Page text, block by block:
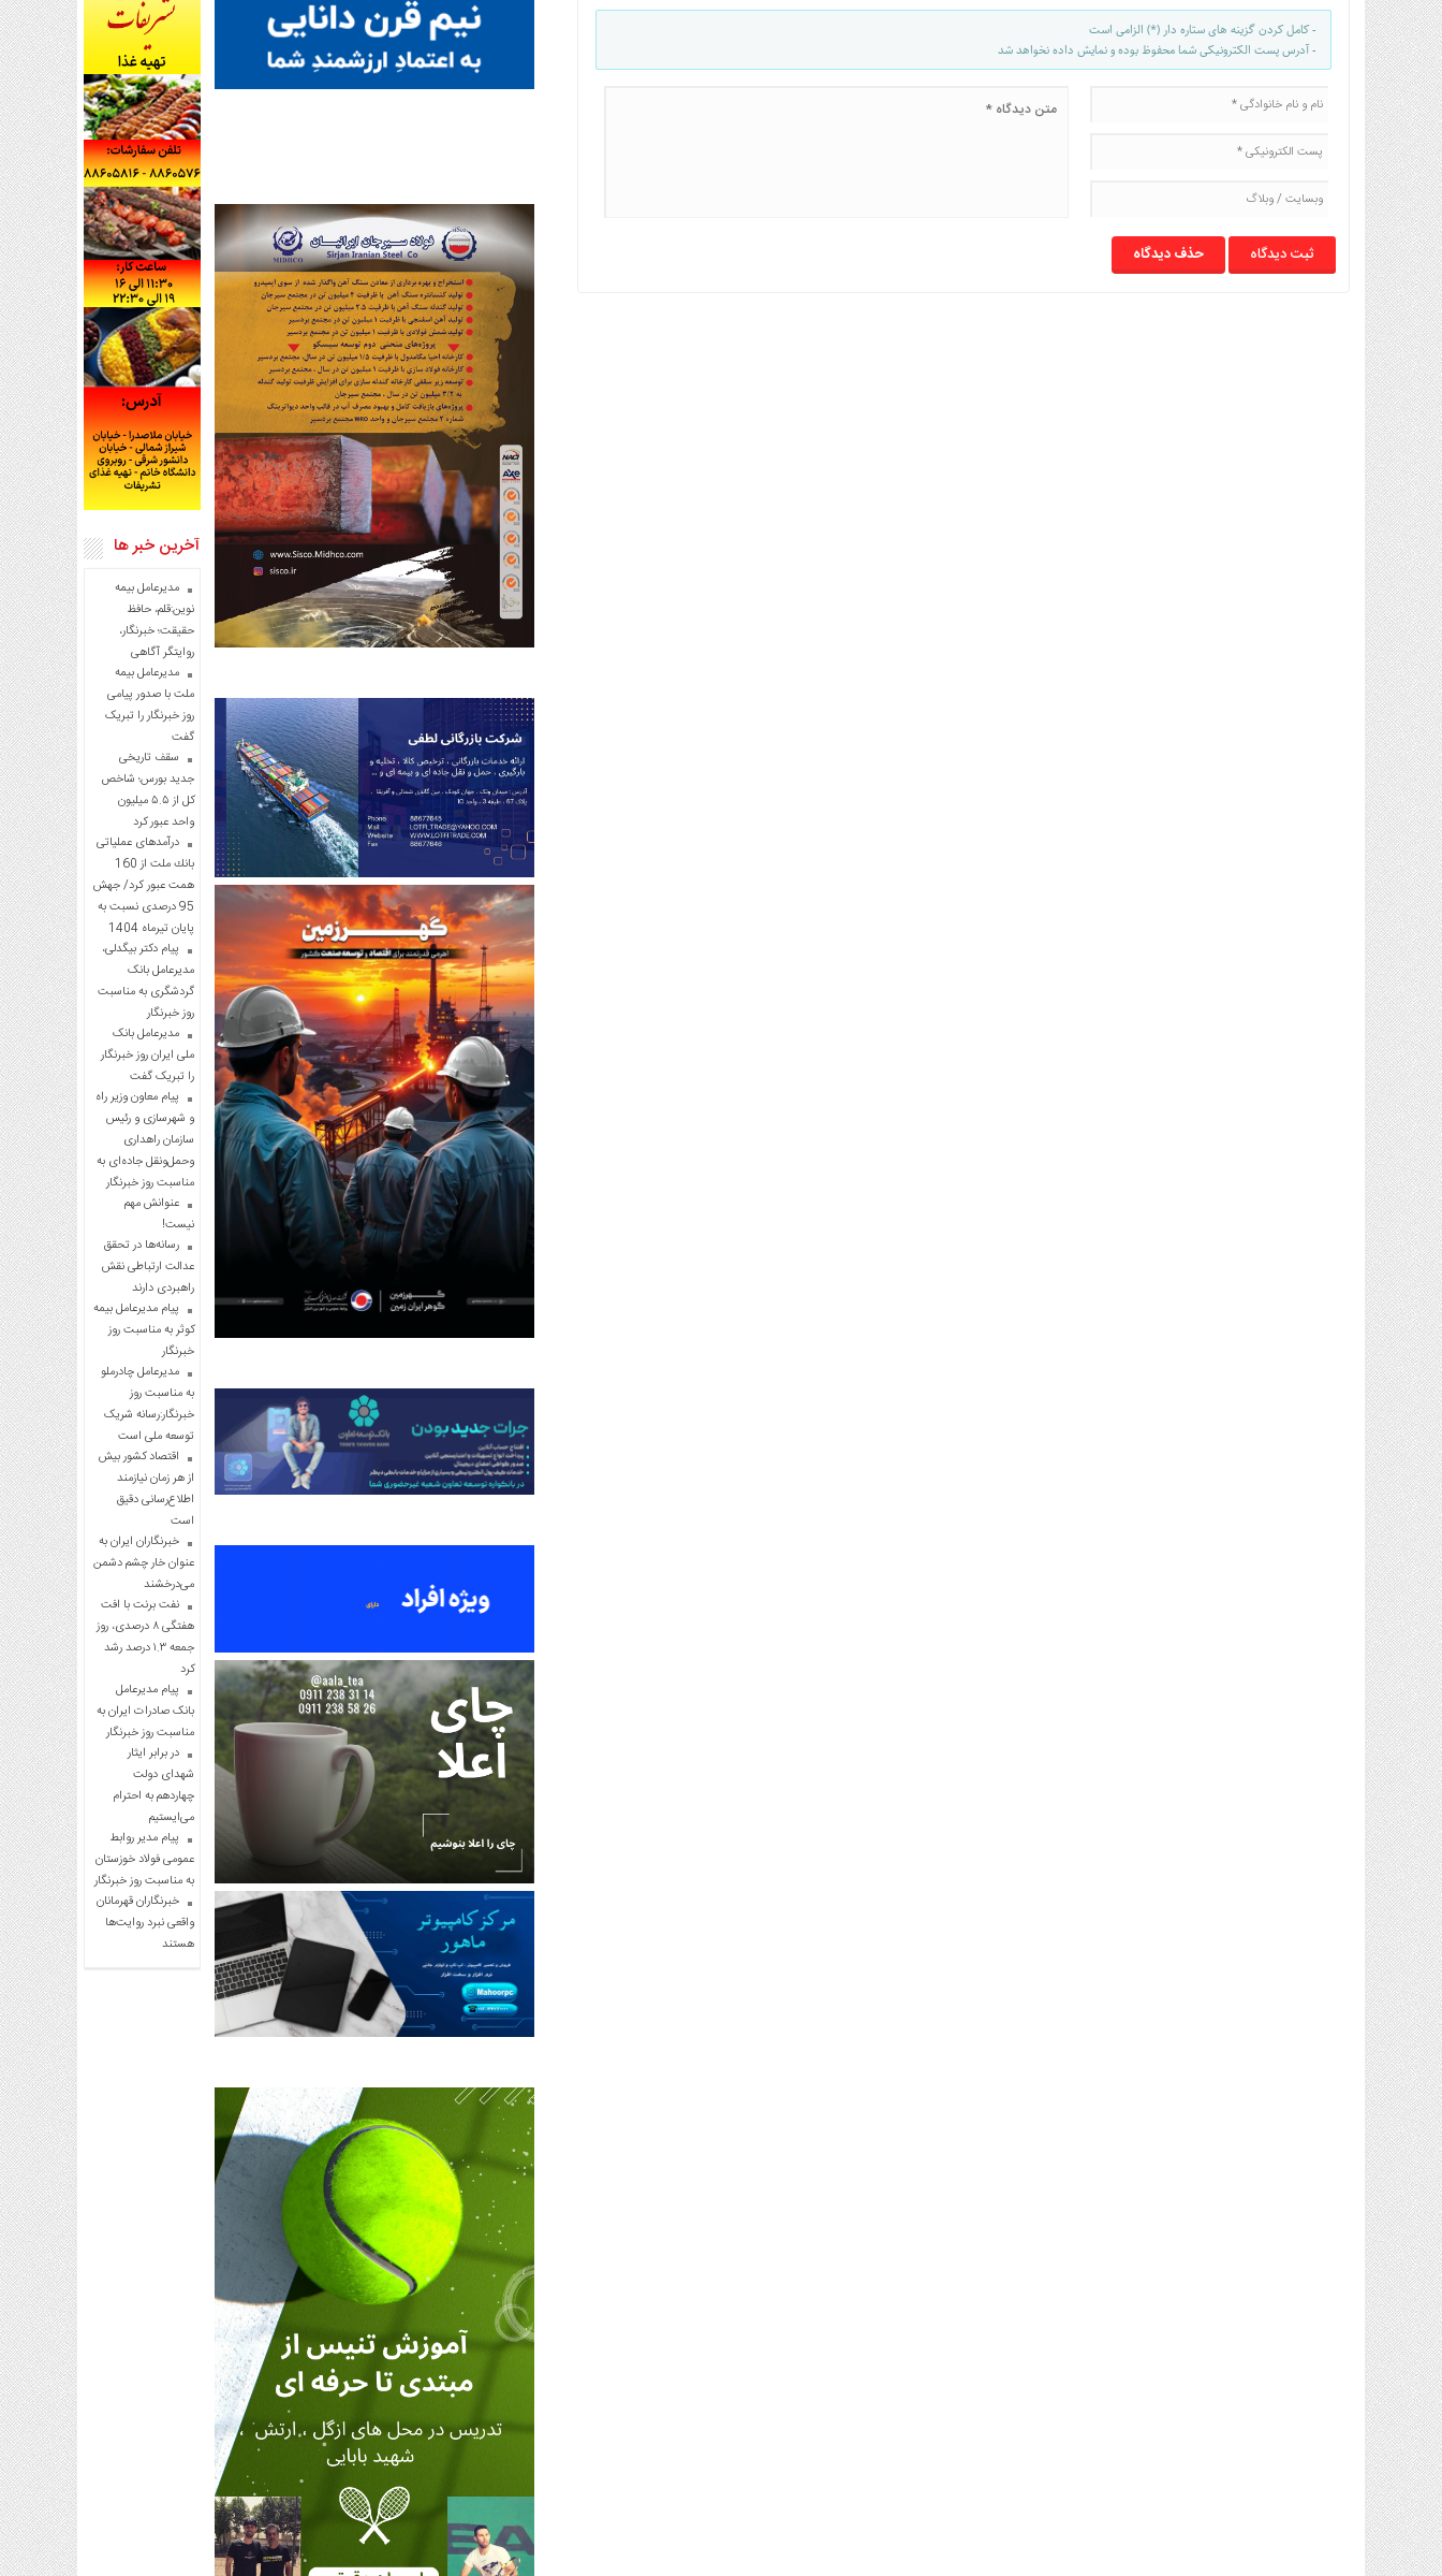
- کامل کردن گزینه های ستاره دار (*) الزامی است
- آدرس پست الکترونیکی شما محفوظ بوده و نمایش داده نخواهد شد
حذف دیدگاه
آخرین خبر ها
مدیرعامل بیمه
نوین:قلم، حافظ
حقیقت؛ خبرنگار،
روایتگر آگاهی
مدیرعامل بیمه
ملت با صدور پیامی
روز خبرنگار را تبریک
گفت
سقف تاریخی
جدید بورس؛ شاخص
کل از ۵.۵ میلیون
واحد عبور کرد
درآمدهای عملیاتی
بانك ملت از 160
همت عبور كرد/ جهش
95 درصدی نسبت به
پایان تیرماه 1404
پیام دکتر بیگدلی،
مدیرعامل بانک
گردشگری به مناسبت
روز خبرنگار
مدیرعامل بانک
ملی ایران روز خبرنگار
را تبریک گفت
پیام معاون وزیر راه
و شهرسازی و رئیس
سازمان راهداری
وحمل‌ونقل جاده‌ای به
مناسبت روز خبرنگار
عنوانش مهم
نیست!
رسانه‌ها در تحقق
عدالت ارتباطی نقش
راهبردی دارند
پیام مدیرعامل بیمه
کوثر به مناسبت روز
خبرنگار
مدیرعامل چادرملو
به مناسبت روز
خبرنگار:رسانه شریک
توسعه ملی است
اقتصاد کشور بیش
از هر زمان نیازمند
اطلاع‌رسانی دقیق
است
خبرنگاران ایران به
عنوان خار چشم دشمن
می‌درخشند
نفت برنت با افت
هفتگی ۸ درصدی، روز
جمعه ۱.۳ درصد رشد
کرد
پیام مدیرعامل
بانک صادرات ایران به
مناسبت روز خبرنگار
در برابر ایثار
شهدای دولت
چهاردهم به احترام
می‌ایستیم
پیام مدیر روابط
عمومی فولاد خوزستان
به مناسبت روز خبرنگار
خبرنگاران قهرمانان
واقعی نبرد روایت‌ها
هستند